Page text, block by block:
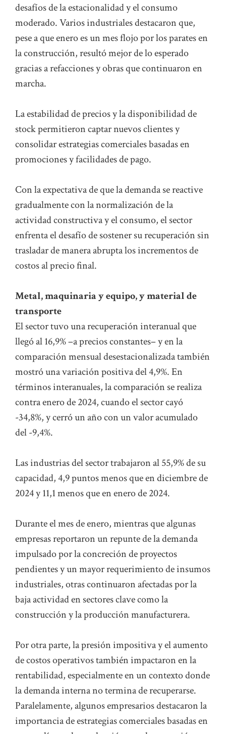
desafíos de la estacionalidad y el consumo
moderado. Varios industriales destacaron que,
pese a que enero es un mes flojo por los parates en
la construcción, resultó mejor de lo esperado
gracias a refacciones y obras que continuaron en
marcha.
La estabilidad de precios y la disponibilidad de
stock permitieron captar nuevos clientes y
consolidar estrategias comerciales basadas en
promociones y facilidades de pago.
Con la expectativa de que la demanda se reactive
gradualmente con la normalización de la
actividad constructiva y el consumo, el sector
enfrenta el desafío de sostener su recuperación sin
trasladar de manera abrupta los incrementos de
costos al precio final.
Metal, maquinaria y equipo, y material de
transporte
El sector tuvo una recuperación interanual que
llegó al 16,9% –a precios constantes– y en la
comparación mensual desestacionalizada también
mostró una variación positiva del 4,9%. En
términos interanuales, la comparación se realiza
contra enero de 2024, cuando el sector cayó
-34,8%, y cerró un año con un valor acumulado
del -9,4%.
Las industrias del sector trabajaron al 55,9% de su
capacidad, 4,9 puntos menos que en diciembre de
2024 y 11,1 menos que en enero de 2024.
Durante el mes de enero, mientras que algunas
empresas reportaron un repunte de la demanda
impulsado por la concreción de proyectos
pendientes y un mayor requerimiento de insumos
industriales, otras continuaron afectadas por la
baja actividad en sectores clave como la
construcción y la producción manufacturera.
Por otra parte, la presión impositiva y el aumento
de costos operativos también impactaron en la
rentabilidad, especialmente en un contexto donde
la demanda interna no termina de recuperarse.
Paralelamente, algunos empresarios destacaron la
importancia de estrategias comerciales basadas en